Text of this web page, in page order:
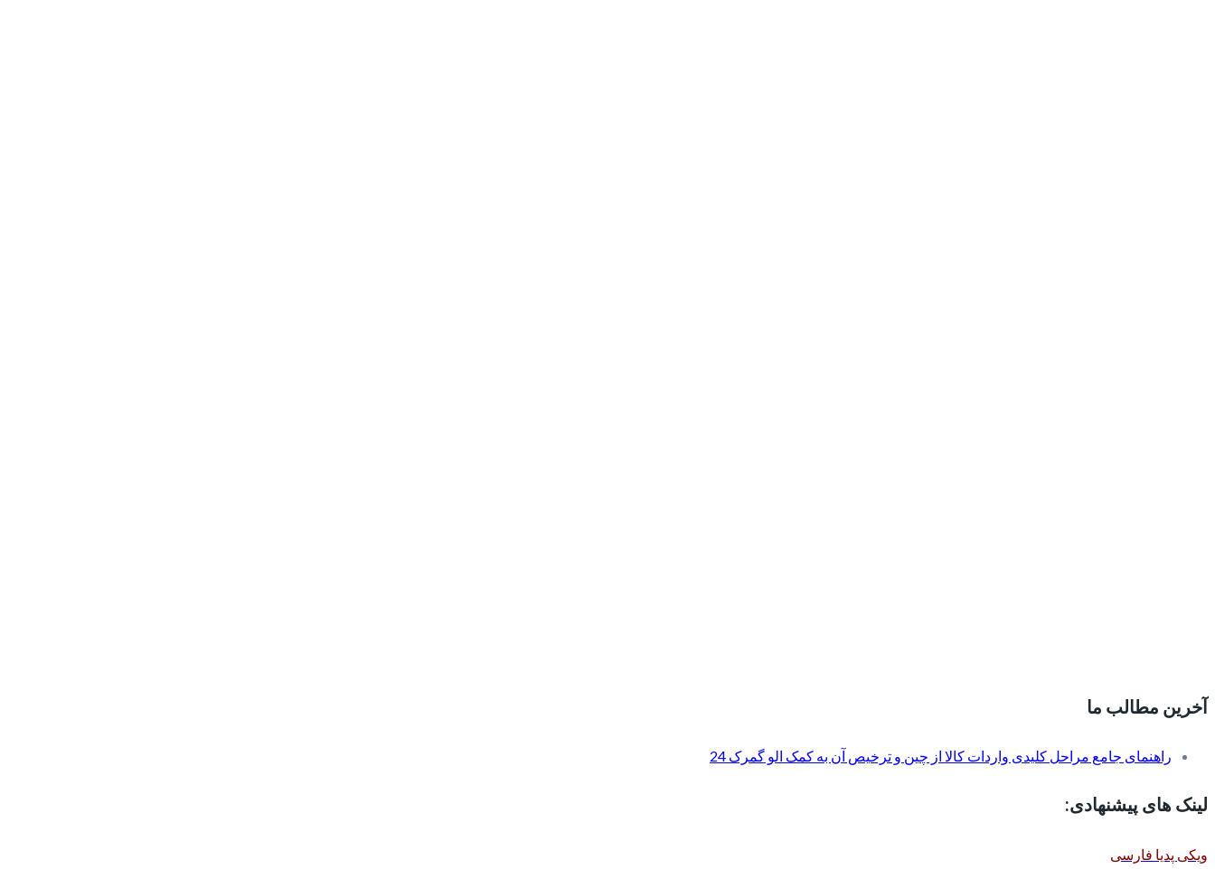
آخرین مطالب ما
راهنمای جامع مراحل کلیدی واردات کالا از چین و ترخیص آن به کمک الو گمرک 24
لینک های پیشنهادی:
ویکی پدیا فارسی